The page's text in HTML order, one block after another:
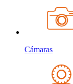
Cámaras